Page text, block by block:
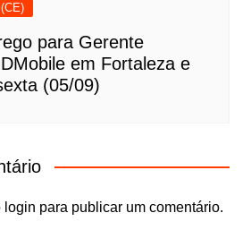
para Gerente
em Fortaleza e
(05/09)
login para publicar um comentário.